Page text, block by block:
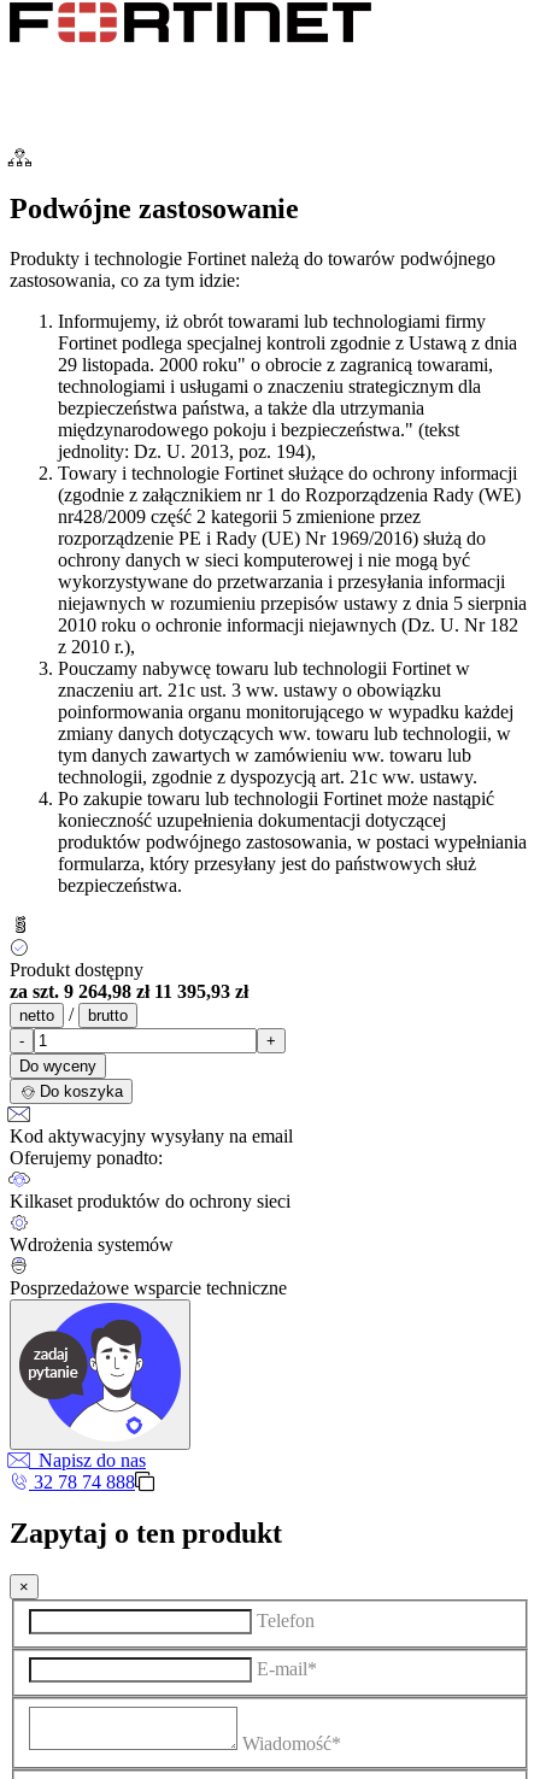
Podwójne zastosowanie
Produkty i technologie Fortinet należą do towarów podwójnego
zastosowania, co za tym idzie:
Informujemy, iż obrót towarami lub technologiami firmy
Fortinet podlega specjalnej kontroli zgodnie z Ustawą z dnia
29 listopada. 2000 roku" o obrocie z zagranicą towarami,
technologiami i usługami o znaczeniu strategicznym dla
bezpieczeństwa państwa, a także dla utrzymania
międzynarodowego pokoju i bezpieczeństwa." (tekst
jednolity: Dz. U. 2013, poz. 194),
Towary i technologie Fortinet służące do ochrony informacji
(zgodnie z załącznikiem nr 1 do Rozporządzenia Rady (WE)
nr428/2009 część 2 kategorii 5 zmienione przez
rozporządzenie PE i Rady (UE) Nr 1969/2016) służą do
ochrony danych w sieci komputerowej i nie mogą być
wykorzystywane do przetwarzania i przesyłania informacji
niejawnych w rozumieniu przepisów ustawy z dnia 5 sierpnia
2010 roku o ochronie informacji niejawnych (Dz. U. Nr 182
z 2010 r.),
Pouczamy nabywcę towaru lub technologii Fortinet w
znaczeniu art. 21c ust. 3 ww. ustawy o obowiązku
poinformowania organu monitorującego w wypadku każdej
zmiany danych dotyczących ww. towaru lub technologii, w
tym danych zawartych w zamówieniu ww. towaru lub
technologii, zgodnie z dyspozycją art. 21c ww. ustawy.
Po zakupie towaru lub technologii Fortinet może nastąpić
konieczność uzupełnienia dokumentacji dotyczącej
produktów podwójnego zastosowania, w postaci wypełniania
formularza, który przesyłany jest do państwowych służ
bezpieczeństwa.
Produkt dostępny
za szt. 9 264,98 zł 11 395,93 zł
netto /
brutto
-
+
Do wyceny
Do koszyka
Kod aktywacyjny wysyłany na email
Oferujemy ponadto:
Kilkaset produktów do ochrony sieci
Wdrożenia systemów
Posprzedażowe wsparcie techniczne
Napisz do nas
32 78 74 888
Zapytaj o ten produkt
×
Telefon
E-mail*
Wiadomość*